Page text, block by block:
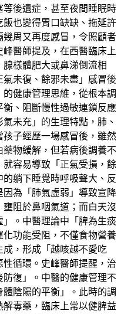
後遺症，甚至夜間睡眠時
也變得胃口缺缺、拖延許
周又再度感冒，令照顧者
醫師提及，在西醫臨床上
樣體肥大或鼻涕倒流相
未復、餘邪未盡」感冒後
健康管理思維，從根本調
、阻斷慢性過敏連鎖反應
未充」的生理特點，肺、
子經歷一場感冒後，雖然
物緩解，但若病後調養不
容易導致「正氣受損，餘
躺下睡覺時呼吸聲大、反
為「肺氣虛弱」導致宣降
阻於鼻咽氣道；而白天沒
。中醫理論中「脾為生痰
功能受阻，不僅食物營養
，形成「越咳越不愛吃
循環。史峰醫師提醒，治
復」。中醫的健康管理不
陰陽的平衡」。此時的調
毒藥，臨床上常以健脾益